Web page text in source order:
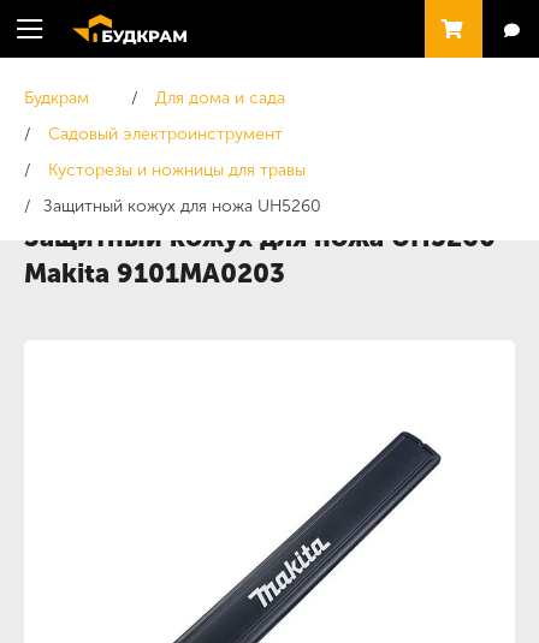
Будкрам
Для дома и сада
Садовый электроинструмент
Кусторезы и ножницы для травы
Защитный кожух для ножа UH5260
Защитный кожух для ножа UH5260
Makita 9101MA0203